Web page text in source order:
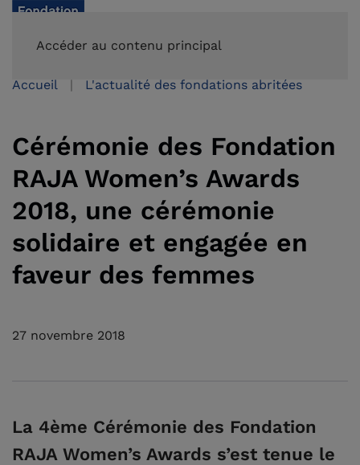
Accéder au contenu principal
Accueil L'actualité des fondations abritées
Cérémonie des Fondation
RAJA Women’s Awards
2018, une cérémonie
solidaire et engagée en
faveur des femmes
27 novembre 2018
La 4ème Cérémonie des Fondation
RAJA Women’s Awards s’est tenue le